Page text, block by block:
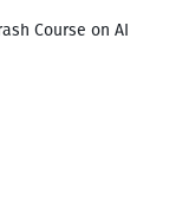
Course on AI